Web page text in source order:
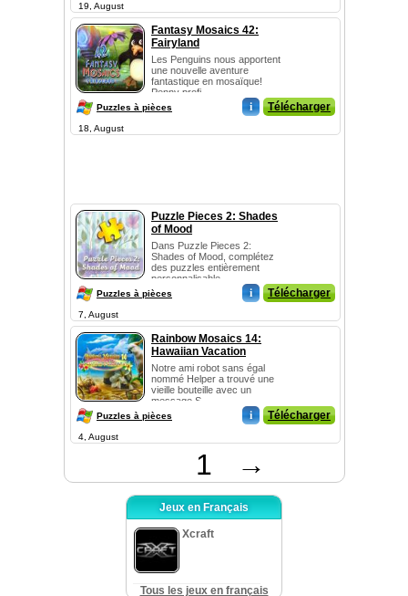
19, August
Fantasy Mosaics 42:
Fairyland
Les Penguins nous apportent
une nouvelle aventure
fantastique en mosaïque!
Penny profi...
Puzzles à pièces i Télécharger
18, August
Puzzle Pieces 2: Shades
of Mood
Dans Puzzle Pieces 2:
Shades of Mood, complétez
des puzzles entièrement
personnalisable...
Puzzles à pièces i Télécharger
7, August
Rainbow Mosaics 14:
Hawaiian Vacation
Notre ami robot sans égal
nommé Helper a trouvé une
vieille bouteille avec un
message S...
Puzzles à pièces i Télécharger
4, August
1 →
Jeux en Français
Xcraft
Tous les jeux en français